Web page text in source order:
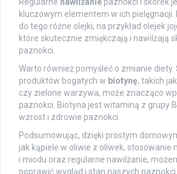
kluczowym elementem w ich
do tego różne olejki, na przykład olejek
które skutecznie zmiękczają i nawilżają
paznokci.
Warto również pomyśleć o zmianie diety.
produktów bogatych w biotynę, takich
czy zielone warzywa, może znacząco
paznokci. Biotyna jest witaminą z grupy
wzrost i zdrowie paznokci.
Podsumowując, dzięki prostym
jak kąpiele w oliwie z oliwek, stosowanie
i miodu oraz regularne nawilżanie,
poprawić wygląd i stan naszych